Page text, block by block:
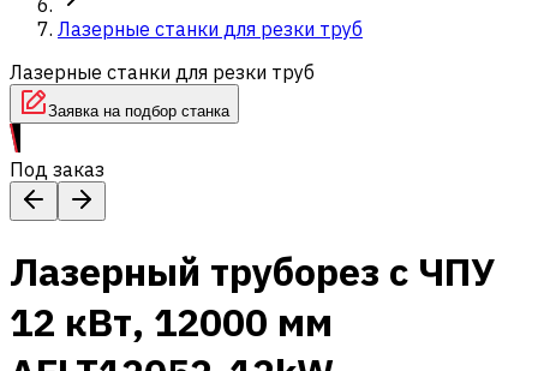
Лазерные станки для резки труб
Лазерные станки для резки труб
Заявка на подбор станка
Под заказ
Лазерный труборез с ЧПУ
12 кВт, 12000 мм